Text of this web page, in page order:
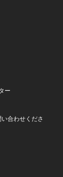
ー
合わせくださ